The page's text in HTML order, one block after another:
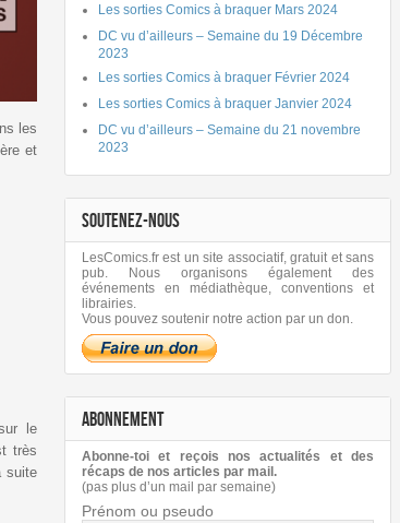
les
et
le
très
suite
Les sorties Comics à braquer Mars 2024
DC vu d’ailleurs – Semaine du 19 Décembre
2023
Les sorties Comics à braquer Février 2024
Les sorties Comics à braquer Janvier 2024
DC vu d’ailleurs – Semaine du 21 novembre
2023
SOUTENEZ-NOUS
LesComics.fr est un site associatif, gratuit et sans
pub. Nous organisons également des
événements en médiathèque, conventions et
librairies.
Vous pouvez soutenir notre action par un don.
ABONNEMENT
Abonne-toi et reçois nos actualités et des
récaps de nos articles par mail.
(pas plus d’un mail par semaine)
Prénom ou pseudo